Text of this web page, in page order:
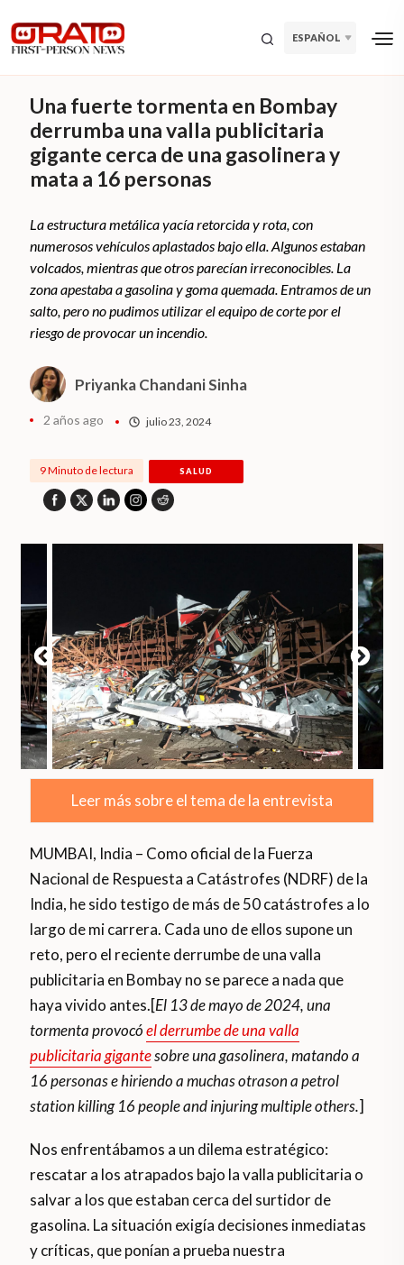
ESPAÑOL
Una fuerte tormenta en Bombay
derrumba una valla publicitaria
gigante cerca de una gasolinera y
mata a 16 personas
La estructura metálica yacía retorcida y rota, con
numerosos vehículos aplastados bajo ella. Algunos estaban
volcados, mientras que otros parecían irreconocibles. La
zona apestaba a gasolina y goma quemada. Entramos de un
salto, pero no pudimos utilizar el equipo de corte por el
riesgo de provocar un incendio.
Priyanka Chandani Sinha
2 años ago julio 23, 2024
9 Minuto de lectura SALUD
Leer más sobre el tema de la entrevista
MUMBAI, India – Como oficial de la Fuerza
Nacional de Respuesta a Catástrofes (NDRF) de la
India, he sido testigo de más de 50 catástrofes a lo
largo de mi carrera. Cada uno de ellos supone un
reto, pero el reciente derrumbe de una valla
publicitaria en Bombay no se parece a nada que
haya vivido antes.[El 13 de mayo de 2024, una
tormenta provocóel derrumbe de una valla
publicitaria gigantesobre una gasolinera, matando a
16 personas e hiriendo a muchas otrason a petrol
station killing 16 people and injuring multiple others.]
Nos enfrentábamos a un dilema estratégico:
rescatar a los atrapados bajo la valla publicitaria o
salvar a los que estaban cerca del surtidor de
gasolina. La situación exigía decisiones inmediatas
y críticas, que ponían a prueba nuestra